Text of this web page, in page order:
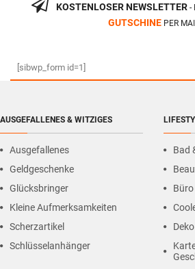
KOSTENLOSER NEWSLETTER-
GUTSCHINEPER
[sibwp_form id=1]
AUSGEFALLENES & WITZIGES
Ausgefallenes
Geldgeschenke
Glücksbringer
Kleine Aufmerksamkeiten
Scherzartikel
Schlüsselanhänger
Bad
Büro